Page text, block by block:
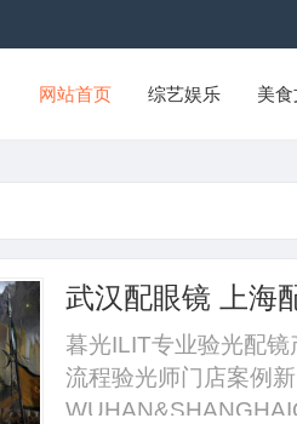
网站首页 综艺娱乐 美
武汉配眼镜 上海
暮光ILIT专业验光配
流程验光师门店案例